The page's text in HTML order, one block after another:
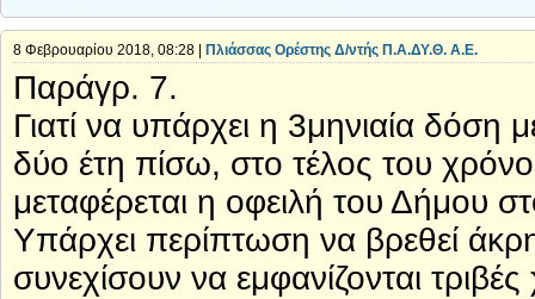
8 Φεβρουαρίου 2018, 08:28 | Πλιάσσας Ορέστης Δ/ντής Π.Α.ΔΥ.Θ. Α.Ε.
Παράγρ. 7.
Γιατί να υπάρχει η 3μηνιαία δόση
δύο έτη πίσω, στο τέλος του
μεταφέρεται η οφειλή του
Υπάρχει περίπτωση να βρεθεί
συνεχίσουν να εμφανίζονται